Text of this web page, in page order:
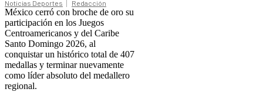
Noticias Deportes Redacción
México cerró con broche de oro su
participación en los Juegos
Centroamericanos y del Caribe
Santo Domingo 2026, al
conquistar un histórico total de 407
medallas y terminar nuevamente
como líder absoluto del medallero
regional.